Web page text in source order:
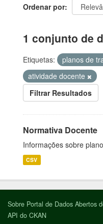
Ordenar por
1 conjunto de
Etiquetas:
planos de
atividade docente
Filtrar Resultados
Normativa Docente
Informações sobre
CSV
Sobre Portal de Dados Abertos
API do CKAN